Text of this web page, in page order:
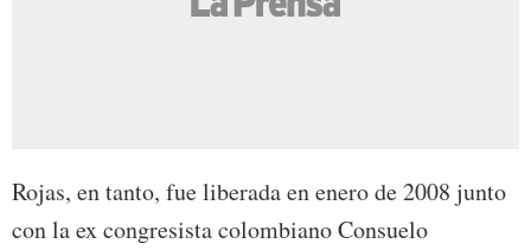
Rojas, en tanto, fue liberada en enero de 2008 junto
con la ex congresista colombiano Consuelo